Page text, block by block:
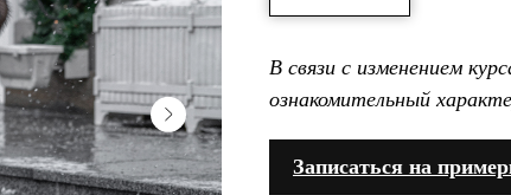
В связи с изменением
ознакомительный
Записаться на